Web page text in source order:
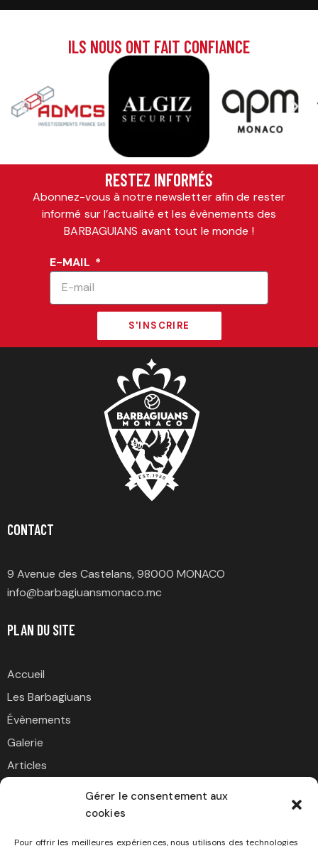
Gérer le consentement aux
cookies
Pour offrir les meilleures expériences, nous utilisons des technologies
ILS NOUS ONT FAIT CONFIANCE
RESTEZ INFORMÉS
Abonnez-vous à notre newsletter afin de rester
informé sur l’actualité et les évènements des
BARBAGUIANS avant tout le monde !
E-MAIL
S'INSCRIRE
CONTACT
9 Avenue des Castelans, 98000 MONACO
info@barbagiuansmonaco.mc
PLAN DU SITE
Accueil
Les Barbagiuans
Évènements
Galerie
Articles